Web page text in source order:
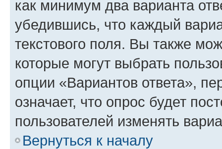
как минимум два варианта
убедившись, что каждый
текстового поля. Вы также
которые могут выбрать
опции «Вариантов ответа»,
означает, что опрос будет
пользователей изменять
Вернуться к началу